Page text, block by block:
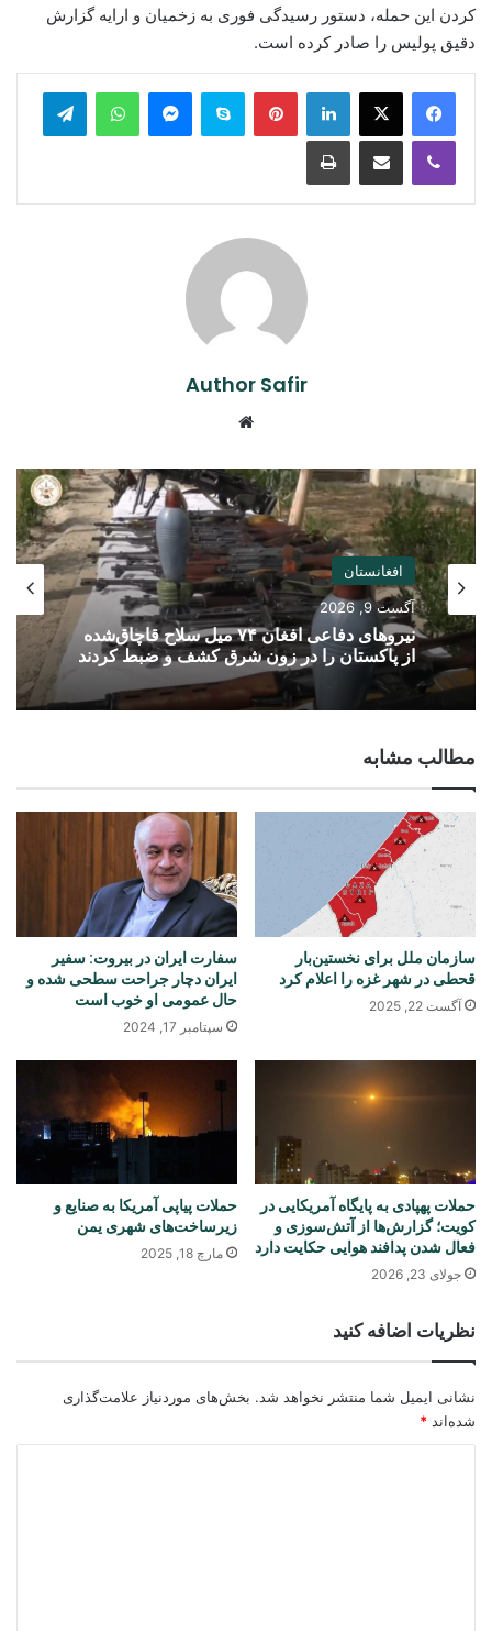
کردن این حمله، دستور رسیدگی فوری به زخمیان و ارایه گزارش
دقیق پولیس را صادر کرده است.
LinkedIn
Pinterest
Skype
Messenger
WhatsApp
Viber
Share via Email
Print
Author Safir
افغانستان
آگست 9, 2026
نیروهای دفاعی افغان ۷۴ میل سلاح قاچاق‌شده
از پاکستان را در زون شرق کشف و ضبط کردند
مطالب مشابه
سازمان ملل برای نخستین‌بار
قحطی در شهر غزه را اعلام کرد
آگست 22, 2025
سفارت ایران در بیروت: سفیر
ایران دچار جراحت سطحی شده‌ و
حال عمومی او خوب است
سپتامبر 17, 2024
حملات پهپادی به پایگاه آمریکایی در
کویت؛ گزارش‌ها از آتش‌سوزی و
فعال شدن پدافند هوایی حکایت دارد
جولای 23, 2026
حملات پیاپی آمریکا به صنایع و
زیرساخت‌های شهری یمن
مارچ 18, 2025
نظریات اضافه کنید
نشانی ایمیل شما منتشر نخواهد شد. بخش‌های موردنیاز علامت‌گذاری
شده‌اند *